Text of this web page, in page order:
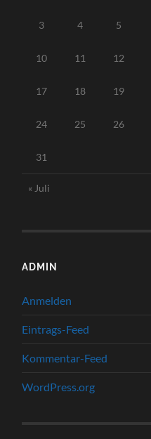
3 4 5
10 11 12
17 18 19
24 25 26
31
« Juli
ADMIN
Anmelden
Eintrags-Feed
Kommentar-Feed
WordPress.org